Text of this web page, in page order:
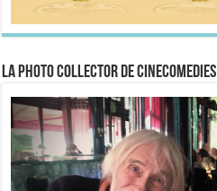
La Photo collector de CineComedies